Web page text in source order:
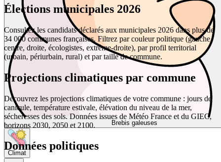
Brebis galeuses
Climat
Élections municipales 2026
Consultez les candidats déclarés aux municipales 2026 dans plus de
34 000 communes françaises. Filtrez par couleur politique (gauche,
centre, droite, écologistes, extrême-droite), par profil territorial
(urbain, périurbain, rural) et par taille de commune.
Projections climatiques par commune
Découvrez les projections climatiques de votre commune : jours de
canicule, température estivale, élévation du niveau de la mer,
sécheresses des sols. Données issues de Météo France et du GIEC,
horizons 2030, 2050 et 2100.
Données politiques